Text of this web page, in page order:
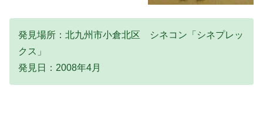
発見場所：北九州市小倉北区 シネコン「シネプレッ
クス」
発見日：2008年4月